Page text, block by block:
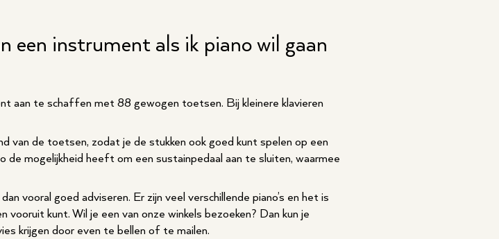
een instrument als ik piano wil gaan
aan te schaffen met 88 gewogen toetsen. Bij kleinere klavieren
van de toetsen, zodat je de stukken ook goed kunt spelen op een
de mogelijkheid heeft om een sustainpedaal aan te sluiten, waarmee
vooral goed adviseren. Er zijn veel verschillende piano’s en het is
kunt. Wil je een van onze winkels bezoeken? Dan kun je
krijgen door even te bellen of te mailen.